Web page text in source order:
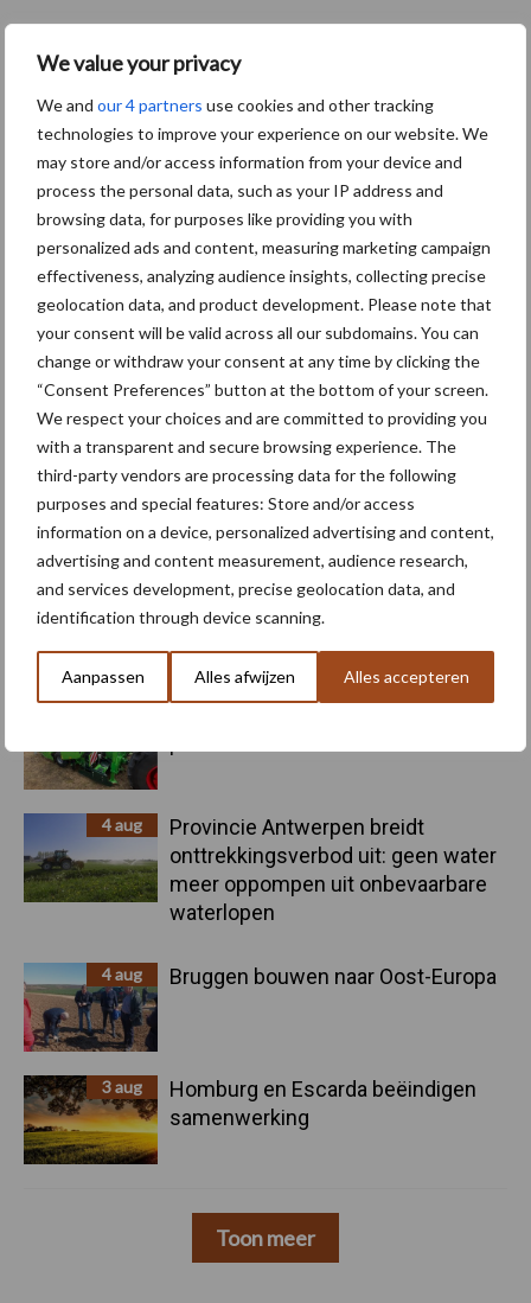
We value your privacy
We and our 4 partners use cookies and other tracking
technologies to improve your experience on our website. We
may store and/or access information from your device and
process the personal data, such as your IP address and
browsing data, for purposes like providing you with
personalized ads and content, measuring marketing campaign
effectiveness, analyzing audience insights, collecting precise
geolocation data, and product development. Please note that
your consent will be valid across all our subdomains. You can
change or withdraw your consent at any time by clicking the
“Consent Preferences” button at the bottom of your screen.
We respect your choices and are committed to providing you
with a transparent and secure browsing experience. The
third-party vendors are processing data for the following
purposes and special features: Store and/or access
information on a device, personalized advertising and content,
advertising and content measurement, audience research,
and services development, precise geolocation data, and
identification through device scanning.
Aanpassen Alles afwijzen Alles accepteren
Primaire
Sidebar
Recent nieuws Partner nieuws
6 aug
"Hoge verwachtingen van schijven
voor kouters"
4 aug
Provincie Antwerpen breidt
onttrekkingsverbod uit: geen water
meer oppompen uit onbevaarbare
waterlopen
4 aug Bruggen bouwen naar Oost-Europa
3 aug
Homburg en Escarda beëindigen
samenwerking
Toon meer
Meer lezen over:
Maak uw keuze
Machines Duurzaamheid
Toon meer